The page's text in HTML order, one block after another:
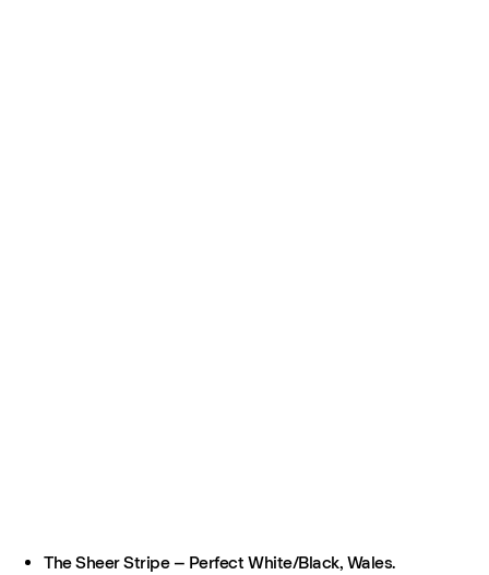
The Sheer Stripe – Perfect White/Black, Wales.